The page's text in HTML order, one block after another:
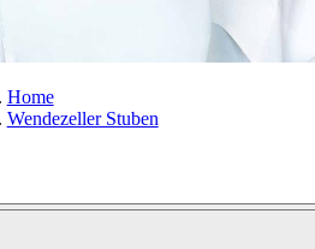
Home
Wendezeller Stuben